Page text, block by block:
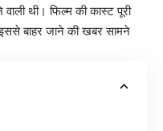
थी। फिल्म की कास्ट पूरी
बाहर जाने की खबर सामने